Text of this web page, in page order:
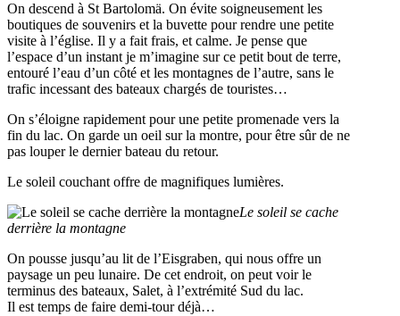
On descend à St Bartolomä. On évite soigneusement les
boutiques de souvenirs et la buvette pour rendre une petite
visite à l’église. Il y a fait frais, et calme. Je pense que
l’espace d’un instant je m’imagine sur ce petit bout de terre,
entouré l’eau d’un côté et les montagnes de l’autre, sans le
trafic incessant des bateaux chargés de touristes…
On s’éloigne rapidement pour une petite promenade vers la
fin du lac. On garde un oeil sur la montre, pour être sûr de ne
pas louper le dernier bateau du retour.
Le soleil couchant offre de magnifiques lumières.
Le soleil se cache
derrière la montagne
On pousse jusqu’au lit de l’Eisgraben, qui nous offre un
paysage un peu lunaire. De cet endroit, on peut voir le
terminus des bateaux, Salet, à l’extrémité Sud du lac.
Il est temps de faire demi-tour déjà…